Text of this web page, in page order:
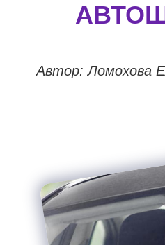
Автор: Ломохова